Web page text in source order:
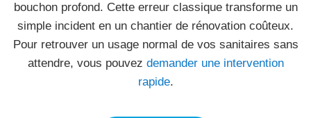
bouchon profond. Cette erreur classique transforme un
simple incident en un chantier de rénovation coûteux.
Pour retrouver un usage normal de vos sanitaires sans
attendre, vous pouvez demander une intervention
rapide.